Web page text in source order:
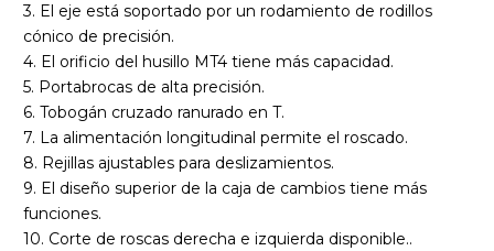
3. El eje está soportado por un rodamiento de rodillos
cónico de precisión.
4. El orificio del husillo MT4 tiene más capacidad.
5. Portabrocas de alta precisión.
6. Tobogán cruzado ranurado en T.
7. La alimentación longitudinal permite el roscado.
8. Rejillas ajustables para deslizamientos.
9. El diseño superior de la caja de cambios tiene más
funciones.
10. Corte de roscas derecha e izquierda disponible..